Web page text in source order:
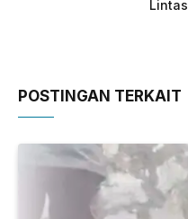
Lintas
POSTINGAN TERKAIT